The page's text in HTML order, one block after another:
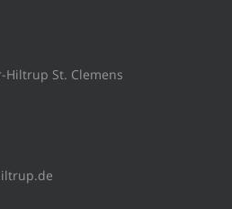
St. Clemens